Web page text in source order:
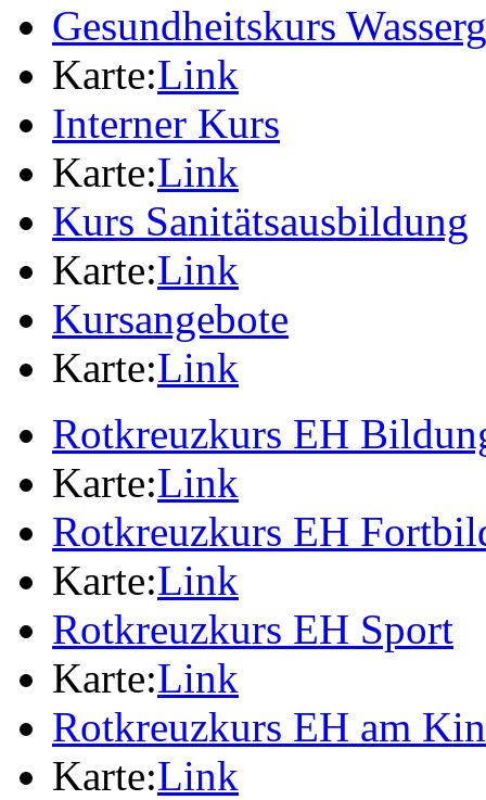
Gesundheitskurs
Karte:Link
Interner Kurs
Karte:Link
Kurs Sanitätsausbildung
Karte:Link
Kursangebote
Karte:Link
Rotkreuzkurs EH
Karte:Link
Rotkreuzkurs EH
Karte:Link
Rotkreuzkurs EH Sport
Karte:Link
Rotkreuzkurs EH am
Karte:Link